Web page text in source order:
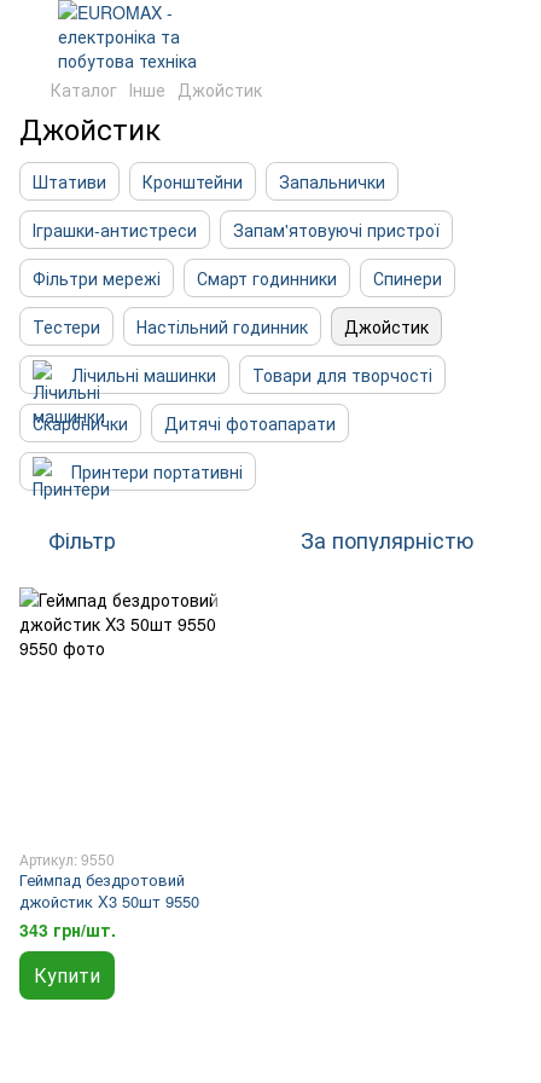
Каталог Інше Джойстик
Джойстик
Штативи Кронштейни
Запальнички
Іграшки-антистреси
Запам'ятовуючі пристрої
Фільтри мережі
Смарт годинники
Спинери
Тестери
Настільний годинник
Джойстик
Лічильні машинки
Товари для творчості
Скарбнички
Дитячі фотоапарати
Принтери портативні
Фільтр За популярністю
Артикул: 9550
Геймпад бездротовий
джойстик X3 50шт 9550
343 грн/шт.
Купити